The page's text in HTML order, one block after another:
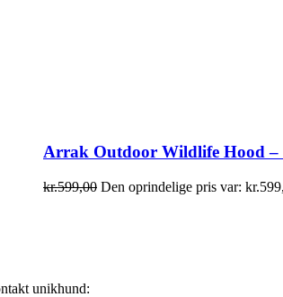
Arrak Outdoor Wildlife Hood
kr.599,00 Den oprindelige pris var:
unikhund: